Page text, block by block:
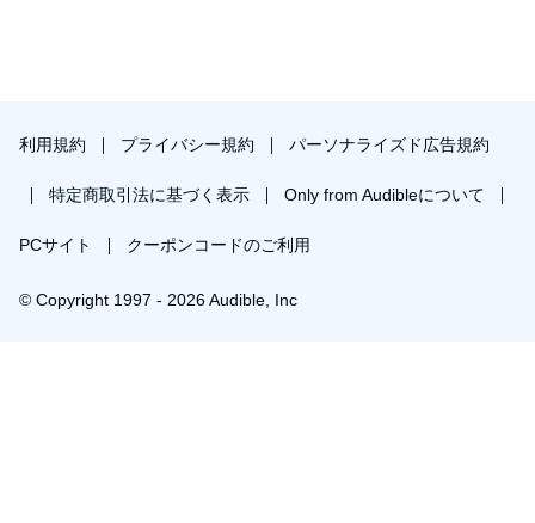
利用規約 プライバシー規約 パーソナライズド広告規約
特定商取引法に基づく表示 Only from Audibleについて
PCサイト クーポンコードのご利用
© Copyright 1997 - 2026 Audible, Inc